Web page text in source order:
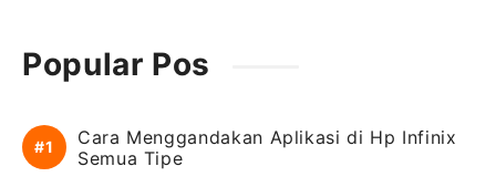
Popular Pos
Cara Menggandakan Aplikasi di Hp Infinix
Semua Tipe